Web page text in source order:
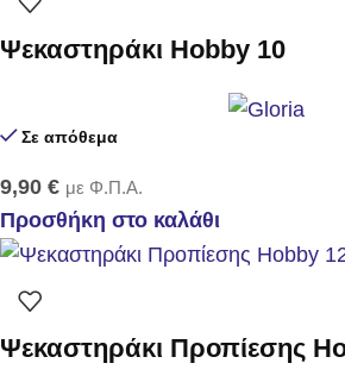
Ψεκαστηράκι Hobby 10
Σε απόθεμα
9,90 € με Φ.Π.Α.
Προσθήκη στο καλάθι
Ψεκαστηράκι Προπίεσης